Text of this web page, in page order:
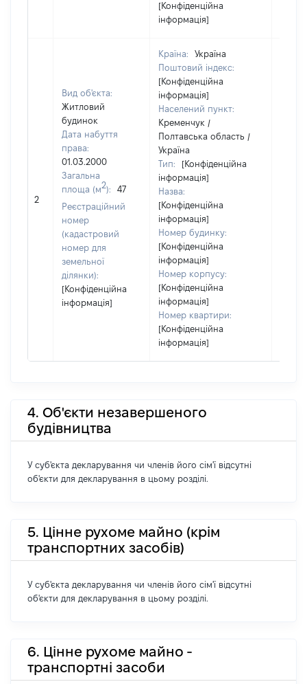
[Конфіденційна
інформація]
2
Вид об'єкта:
Житловий
будинок
Дата набуття
права:
01.03.2000
Загальна
площа (м2):
47
Реєстраційний
номер
(кадастровий
номер для
земельної
ділянки):
[Конфіденційна
інформація]
Країна:
Україна
Поштовий індекс:
[Конфіденційна
інформація]
Населений пункт:
Кременчук /
Полтавська область /
Україна
Тип:
[Конфіденційна
інформація]
Назва:
[Конфіденційна
інформація]
Номер будинку:
[Конфіденційна
інформація]
Номер корпусу:
[Конфіденційна
інформація]
Номер квартири:
[Конфіденційна
інформація]
4. Об'єкти незавершеного
будівництва
У суб'єкта декларування чи членів його сім'ї відсутні
об'єкти для декларування в цьому розділі.
5. Цінне рухоме майно (крім
транспортних засобів)
У суб'єкта декларування чи членів його сім'ї відсутні
об'єкти для декларування в цьому розділі.
6. Цінне рухоме майно -
транспортні засоби